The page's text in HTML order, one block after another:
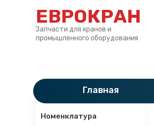
ЕВРОКРАН
Запчасти для кранов и
промышленного оборудования
Главная
Категории
Номенклатура